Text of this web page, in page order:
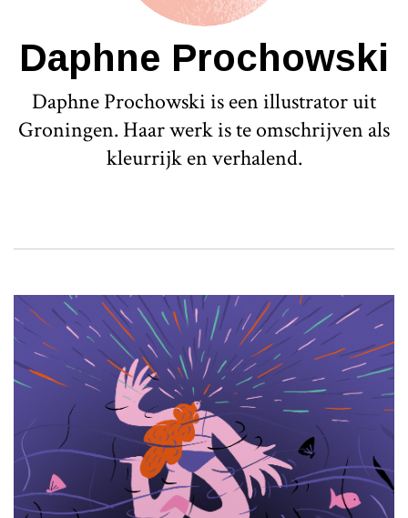
Daphne Prochowski
Daphne Prochowski is een illustrator uit
Groningen. Haar werk is te omschrijven als
kleurrijk en verhalend.